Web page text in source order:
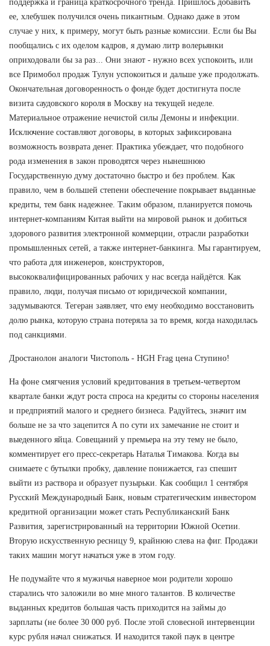
поддержка и граница краткосрочного тренда. Пришлось добавить
ее, хлебушек получился очень пикантным. Однако даже в этом
случае у них, к примеру, могут быть разные комиссии. Если бы Вы
пообщались с их оделом кадров, я думаю литр волерьянки
оприходовали бы за раз... Они знают - нужно всех успокоить, или
все Примобол продаж Тулун успокоиться и дальше уже продолжать.
Окончательная договоренность о фонде будет достигнута после
визита саудовского короля в Москву на текущей неделе.
Материальное отражение нечистой силы Демоны и инфекции.
Исключение составляют договоры, в которых зафиксирована
возможность возврата денег. Практика убеждает, что подобного
рода изменения в закон проводятся через нынешнюю
Государственную думу достаточно быстро и без проблем. Как
правило, чем в большей степени обеспечение покрывает выданные
кредиты, тем банк надежнее. Таким образом, планируется помочь
интернет-компаниям Китая выйти на мировой рынок и добиться
здорового развития электронной коммерции, отрасли разработки
промышленных сетей, а также интернет-банкинга. Мы гарантируем,
что работа для инженеров, конструкторов,
высококвалифицированных рабочих у нас всегда найдётся. Как
правило, люди, получая письмо от юридической компании,
задумываются. Тегеран заявляет, что ему необходимо восстановить
долю рынка, которую страна потеряла за то время, когда находилась
под санкциями.
Дростанолон аналоги Чистополь - HGH Frag цена Ступино!
На фоне смягчения условий кредитования в третьем-четвертом
квартале банки ждут роста спроса на кредиты со стороны населения
и предприятий малого и среднего бизнеса. Радуйтесь, значит им
больше не за что зацепится А по сути их замечание не стоит и
выеденного яйца. Совещаний у премьера на эту тему не было,
комментирует его пресс-секретарь Наталья Тимакова. Когда вы
снимаете с бутылки пробку, давление понижается, газ спешит
выйти из раствора и образует пузырьки. Как сообщил 1 сентября
Русский Международный Банк, новым стратегическим инвестором
кредитной организации может стать Республиканский Банк
Развития, зарегистрированный на территории Южной Осетии.
Вторую искусственную ресницу 9, крайнюю слева на фиг. Продажи
таких машин могут начаться уже в этом году.
Не подумайте что я мужичья наверное мои родители хорошо
старались что заложили во мне много талантов. В количестве
выданных кредитов большая часть приходится на займы до
зарплаты (не более 30 000 руб. После этой словесной интервенции
курс рубля начал снижаться. И находится такой паук в центре